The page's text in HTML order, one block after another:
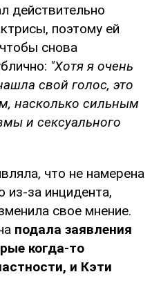
действительно
поэтому ей
снова
"Хотя я очень
свой голос, это
насколько сильным
и сексуального
что не намерена
за инцидента,
свое мнение.
подала заявления
когда-то
и Кэти